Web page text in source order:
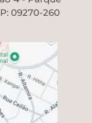
09270-260